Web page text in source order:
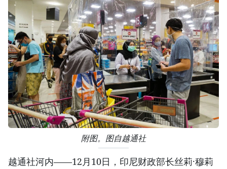
附图。图自越通社
越通社河内——12月10日，印尼财政部长丝莉·穆莉